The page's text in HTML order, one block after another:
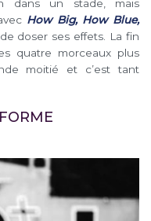
dans un stade, mais
How Big, How Blue,
doser ses effets. La fin
quatre morceaux plus
moitié et c’est tant